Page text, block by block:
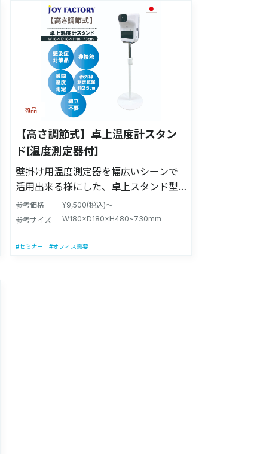
消毒に使用できます。 足踏みペダルを
踏むだけでポンプに触れることなく消
毒液を噴射できます。 【意匠登録】第
1689239号(D-PAT) 【適合ボトルサイ
ズ】高さ16cm～27cmの手指消毒液に
対応しております。 【商品サイズ】(ペ
ーパータオルホルダー含む)：幅27cm×
奥行38cm×高さ114cm/(看板なし：高
さ約92cm) 【商品重量】約5.3kg(※消
毒液＆ペーパータオルは含みません)
テンレス)、POP板：PET 【製造国】日
本製 【付属品】本体(×１)、ペーパータ
オルホルダー(×１)、POPシール(×
１)、ポンプ固定用マジックテープ(×
※本製品に薬液及びポンプ、ペーパー
【高さ調節式】卓上温度計スタン
ド[温度測定器付]
壁掛け用温度測定器を幅広いシーンで
活用出来る様にした、卓上スタンド型
タイプ！ 約25cm離れても0.5秒瞬間測
定できます！ 温度計の高さを無段階で
れても測定できます！ 【本体サイズ】
参考価格
¥9,500(税込)～
参考サイズ
W180×D180×H480~730mm
商品
#セミナー #オフィス需要